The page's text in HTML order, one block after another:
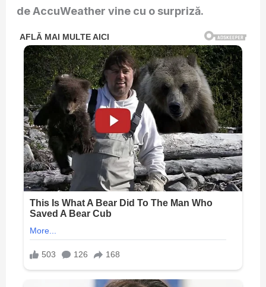
de AccuWeather vine cu o surpriză.